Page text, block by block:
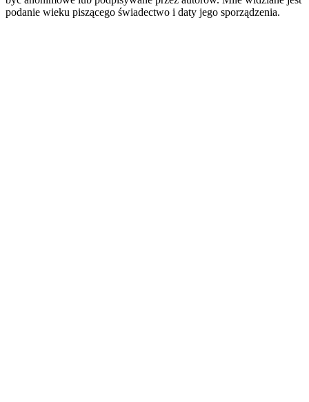
podanie wieku piszącego świadectwo i daty jego sporządzenia.